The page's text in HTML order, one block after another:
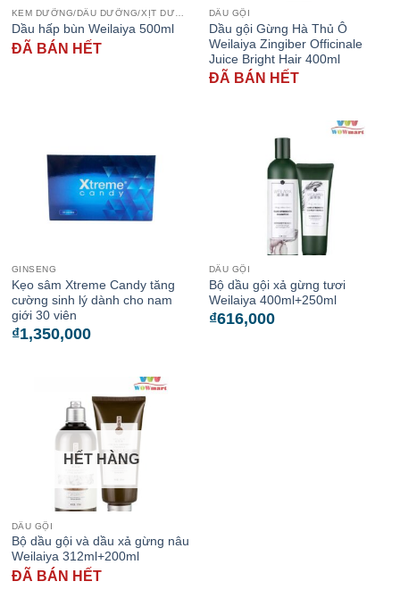
Dầu hấp bùn Weilaiya 500ml
ĐÃ BÁN HẾT
DẦU GỘI
Dầu gội Gừng Hà Thủ Ô
Weilaiya Zingiber Officinale
Juice Bright Hair 400ml
ĐÃ BÁN HẾT
GINSENG
Kẹo sâm Xtreme Candy tăng
cường sinh lý dành cho nam
giới 30 viên
₫1,350,000
DẦU GỘI
Bộ dầu gội xả gừng tươi
Weilaiya 400ml+250ml
₫616,000
HẾT HÀNG
DẦU GỘI
Bộ dầu gội và dầu xả gừng nâu
Weilaiya 312ml+200ml
ĐÃ BÁN HẾT